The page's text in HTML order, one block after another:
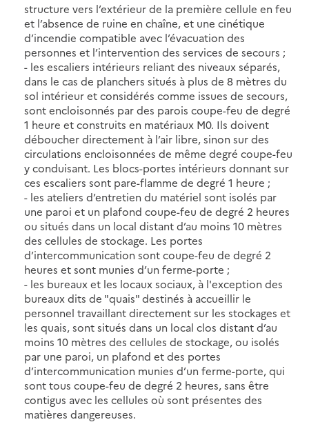
structure vers l’extérieur de la première cellule en feu
et l’absence de ruine en chaîne, et une cinétique
d’incendie compatible avec l’évacuation des
personnes et l’intervention des services de secours ;
- les escaliers intérieurs reliant des niveaux séparés,
dans le cas de planchers situés à plus de 8 mètres du
sol intérieur et considérés comme issues de secours,
sont encloisonnés par des parois coupe-feu de degré
1 heure et construits en matériaux M0. Ils doivent
déboucher directement à l’air libre, sinon sur des
circulations encloisonnées de même degré coupe-feu
y conduisant. Les blocs-portes intérieurs donnant sur
ces escaliers sont pare-flamme de degré 1 heure ;
- les ateliers d’entretien du matériel sont isolés par
une paroi et un plafond coupe-feu de degré 2 heures
ou situés dans un local distant d’au moins 10 mètres
des cellules de stockage. Les portes
d’intercommunication sont coupe-feu de degré 2
heures et sont munies d’un ferme-porte ;
- les bureaux et les locaux sociaux, à l'exception des
bureaux dits de "quais" destinés à accueillir le
personnel travaillant directement sur les stockages et
les quais, sont situés dans un local clos distant d’au
moins 10 mètres des cellules de stockage, ou isolés
par une paroi, un plafond et des portes
d’intercommunication munies d’un ferme-porte, qui
sont tous coupe-feu de degré 2 heures, sans être
contigus avec les cellules où sont présentes des
matières dangereuses.